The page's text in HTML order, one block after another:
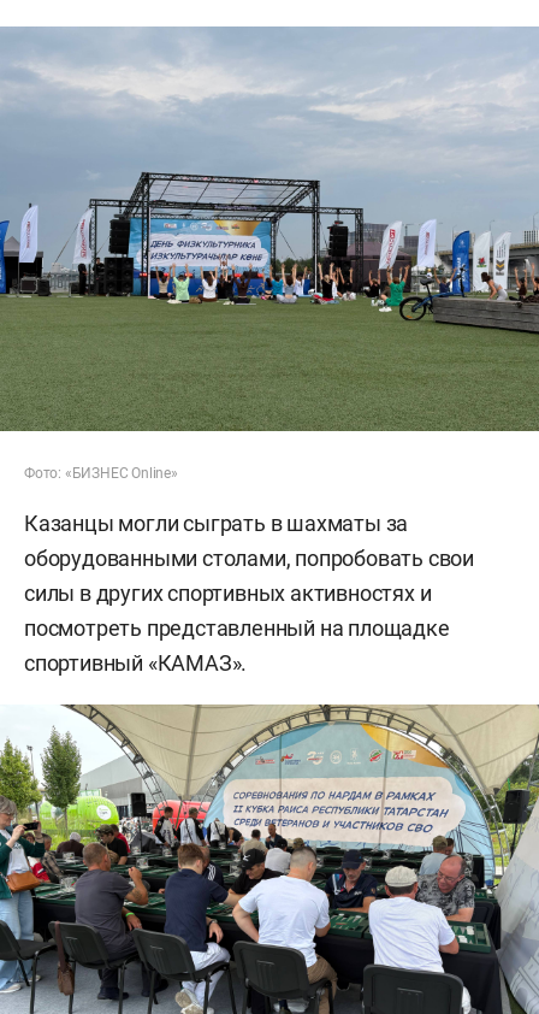
Фото: «БИЗНЕС Online»
Казанцы могли сыграть в шахматы за
оборудованными столами, попробовать свои
силы в других спортивных активностях и
посмотреть представленный на площадке
спортивный «КАМАЗ».